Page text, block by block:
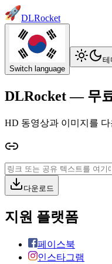
DLRocket
Switch language
테
DLRocket — 무
HD 동영상과 이미지를
다운로드
지원 플랫폼
페이스북
인스타그램